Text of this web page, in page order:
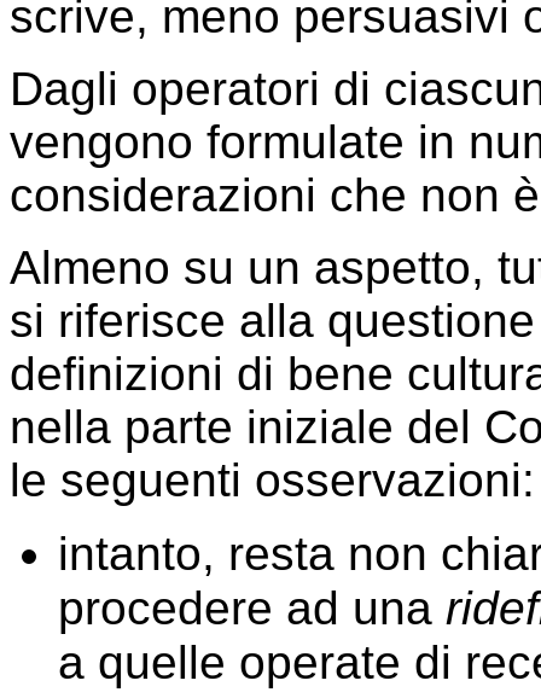
scrive, meno persuasivi
Dagli operatori di
vengono formulate in
considerazioni che non
Almeno su un aspetto,
si riferisce alla
definizioni di bene
nella parte iniziale del
le seguenti osservazioni:
intanto, resta non
procedere ad una
a quelle operate di